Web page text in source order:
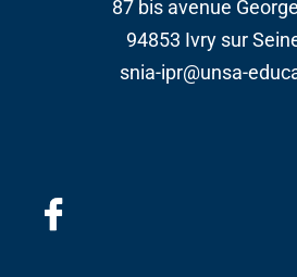
87 bis avenue
94853 Ivry sur
snia-ipr@unsa-